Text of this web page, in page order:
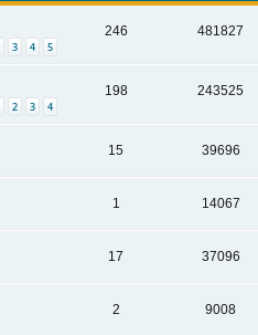
3 4 5
246 481827
2 3 4
198 243525
15 39696
1 14067
17 37096
2 9008